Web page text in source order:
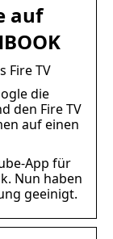
auf
Fire TV
die
den Fire TV
auf einen
App für
Nun haben
geeinigt.